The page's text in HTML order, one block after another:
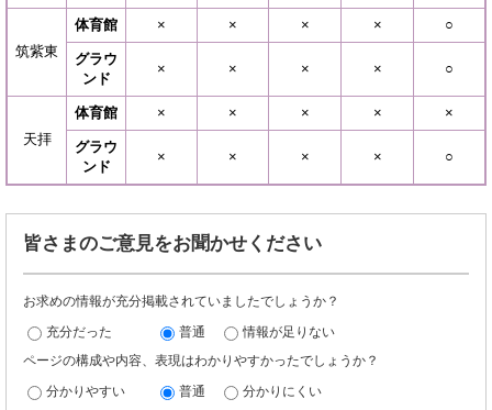
筑紫東
体育館 × ​× ​× × ○
グラウ
ンド
​​× ​× ​× × ○
天拝
体育館 × ​× ​× × ​​×
グラウ
ンド
​​× ​× ​× × ​○
皆さまのご意見をお聞かせください
お求めの情報が充分掲載されていましたでしょうか？
充分だった 普通
情報が足りない
ページの構成や内容、表現はわかりやすかったでしょうか？
分かりやすい 普通
分かりにくい